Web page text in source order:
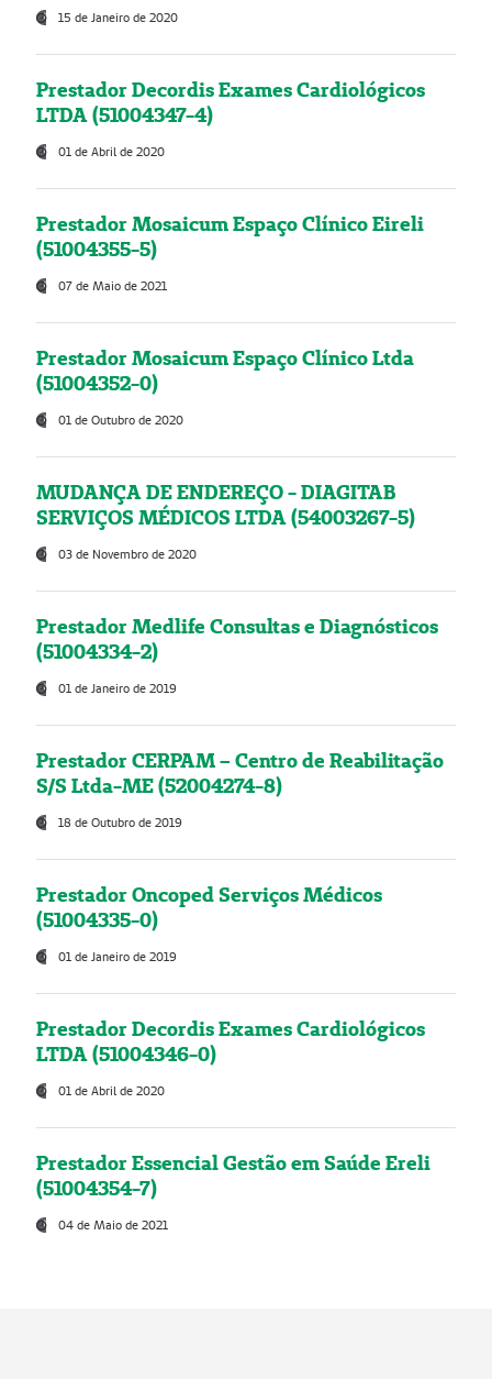
15 de Janeiro de 2020
Prestador Decordis Exames Cardiológicos
LTDA (51004347-4)
01 de Abril de 2020
Prestador Mosaicum Espaço Clínico Eireli
(51004355-5)
07 de Maio de 2021
Prestador Mosaicum Espaço Clínico Ltda
(51004352-0)
01 de Outubro de 2020
MUDANÇA DE ENDEREÇO - DIAGITAB
SERVIÇOS MÉDICOS LTDA (54003267-5)
03 de Novembro de 2020
Prestador Medlife Consultas e Diagnósticos
(51004334-2)
01 de Janeiro de 2019
Prestador CERPAM – Centro de Reabilitação
S/S Ltda-ME (52004274-8)
18 de Outubro de 2019
Prestador Oncoped Serviços Médicos
(51004335-0)
01 de Janeiro de 2019
Prestador Decordis Exames Cardiológicos
LTDA (51004346-0)
01 de Abril de 2020
Prestador Essencial Gestão em Saúde Ereli
(51004354-7)
04 de Maio de 2021